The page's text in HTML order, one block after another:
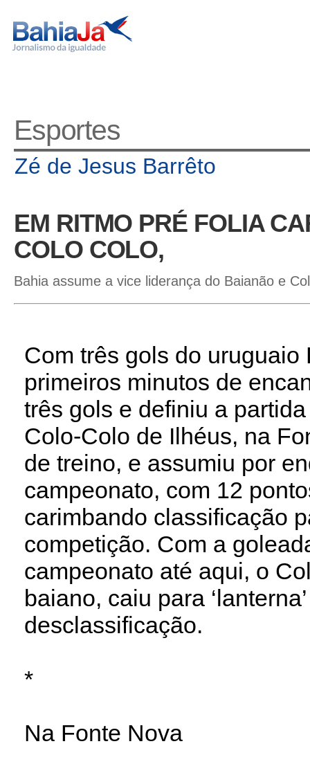
Esportes
Zé de Jesus Barrêto
EM RITMO PRÉ FOLIA
COLO COLO,
Bahia assume a vice liderança do Baianão e
Com três gols do
primeiros minutos de
três gols e definiu a
Colo-Colo de Ilhéus, na
de treino, e assumiu por
campeonato, com 12
carimbando classificação
competição. Com a
campeonato até aqui, o
baiano, caiu para
desclassificação.
*
Na Fonte Nova